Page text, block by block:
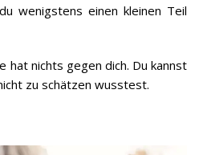
wenigstens einen kleinen Teil
hat nichts gegen dich. Du kannst
zu schätzen wusstest.